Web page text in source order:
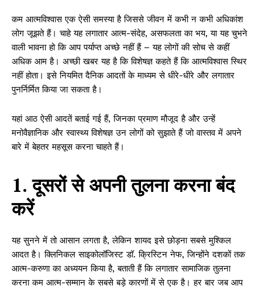
कम आत्मविश्वास एक ऐसी समस्या है जिससे जीवन में कभी न कभी अधिकांश
लोग जूझते हैं। चाहे यह लगातार आत्म-संदेह, असफलता का भय, या यह चुभने
वाली भावना हो कि आप पर्याप्त अच्छे नहीं हैं – यह लोगों की सोच से कहीं
अधिक आम है। अच्छी खबर यह है कि विशेषज्ञ कहते हैं कि आत्मविश्वास स्थिर
नहीं होता। इसे नियमित दैनिक आदतों के माध्यम से धीरे-धीरे और लगातार
पुनर्निर्मित किया जा सकता है।
यहां आठ ऐसी आदतें बताई गई हैं, जिनका प्रमाण मौजूद है और उन्हें
मनोवैज्ञानिक और स्वास्थ्य विशेषज्ञ उन लोगों को सुझाते हैं जो वास्तव में अपने
बारे में बेहतर महसूस करना चाहते हैं।
1. दूसरों से अपनी तुलना करना बंद
करें
यह सुनने में तो आसान लगता है, लेकिन शायद इसे छोड़ना सबसे मुश्किल
आदत है। क्लिनिकल साइकोलॉजिस्ट डॉ. क्रिस्टिन नेफ, जिन्होंने दशकों तक
आत्म-करुणा का अध्ययन किया है, बताती हैं कि लगातार सामाजिक तुलना
करना कम आत्म-सम्मान के सबसे बड़े कारणों में से एक है। हर बार जब आप